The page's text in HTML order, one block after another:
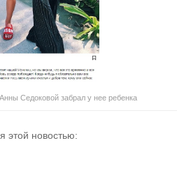
Седоковой забрал у нее ребенка
этой новостью: